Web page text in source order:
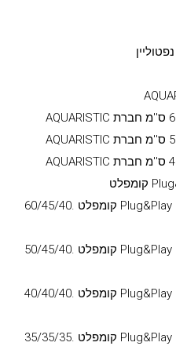
אקווריום מים מלוחים Plug&Play קומפלט .60/45/40
אקווריום מים מלוחים Plug&Play קומפלט .50/45/40
אקווריום מים מלוחים Plug&Play קומפלט .40/40/40
אקווריום מים מלוחים Plug&Play קומפלט .35/35/35